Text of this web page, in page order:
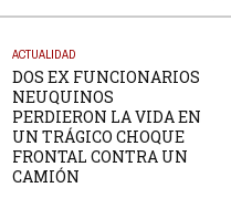
ACTUALIDAD
DOS EX FUNCIONARIOS
NEUQUINOS
PERDIERON LA VIDA EN
UN TRÁGICO CHOQUE
FRONTAL CONTRA UN
CAMIÓN
difunde
de San
de
Río